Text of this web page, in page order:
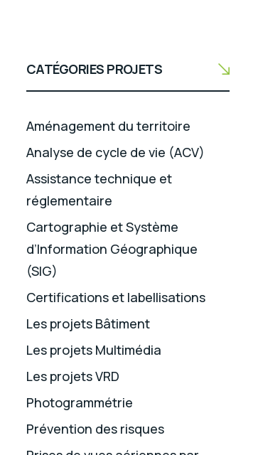
CATÉGORIES PROJETS
Aménagement du territoire
Analyse de cycle de vie (ACV)
Assistance technique et
réglementaire
Cartographie et Système
d’Information Géographique
(SIG)
Certifications et labellisations
Les projets Bâtiment
Les projets Multimédia
Les projets VRD
Photogrammétrie
Prévention des risques